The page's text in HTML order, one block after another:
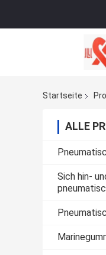
Startseite
ALLE
Sich hin-